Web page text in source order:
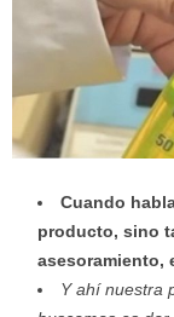
Cuando
producto, sino
asesoramiento,
Y ahí nuestra